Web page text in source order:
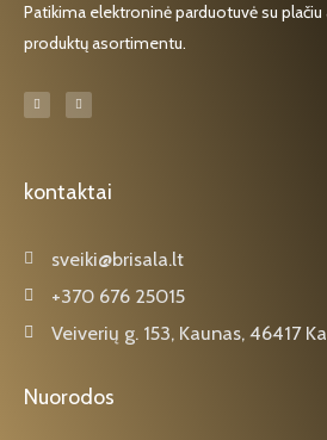
Patikima elektroninė parduotuvė su
produktų asortimentu.
F
a
c
-
f
I
n
s
m
kontaktai
sveiki@brisala.lt
+370 676 25015
Veiverių g. 153, Kaunas, 46417
Nuorodos